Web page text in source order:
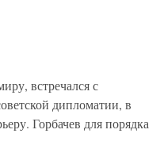
встречался с
дипломатии, в
Горбачев для порядка